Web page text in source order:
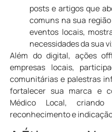
posts e artigos que
comuns na sua
eventos locais,
necessidades da sua
Além do digital, ações
empresas locais,
comunitárias e palestras
fortalecer sua marca e
Médico Local,
reconhecimento e